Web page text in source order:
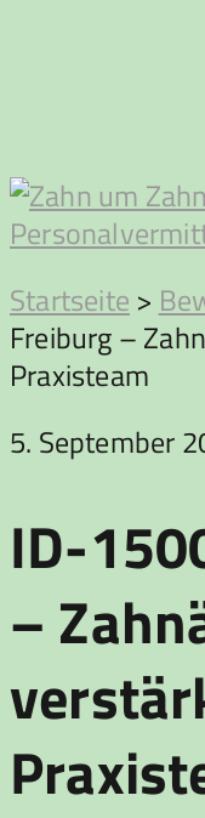
Zahn
um
Zahn
Startseite >
Freiburg –
Praxisteam
5. September
ID-
–